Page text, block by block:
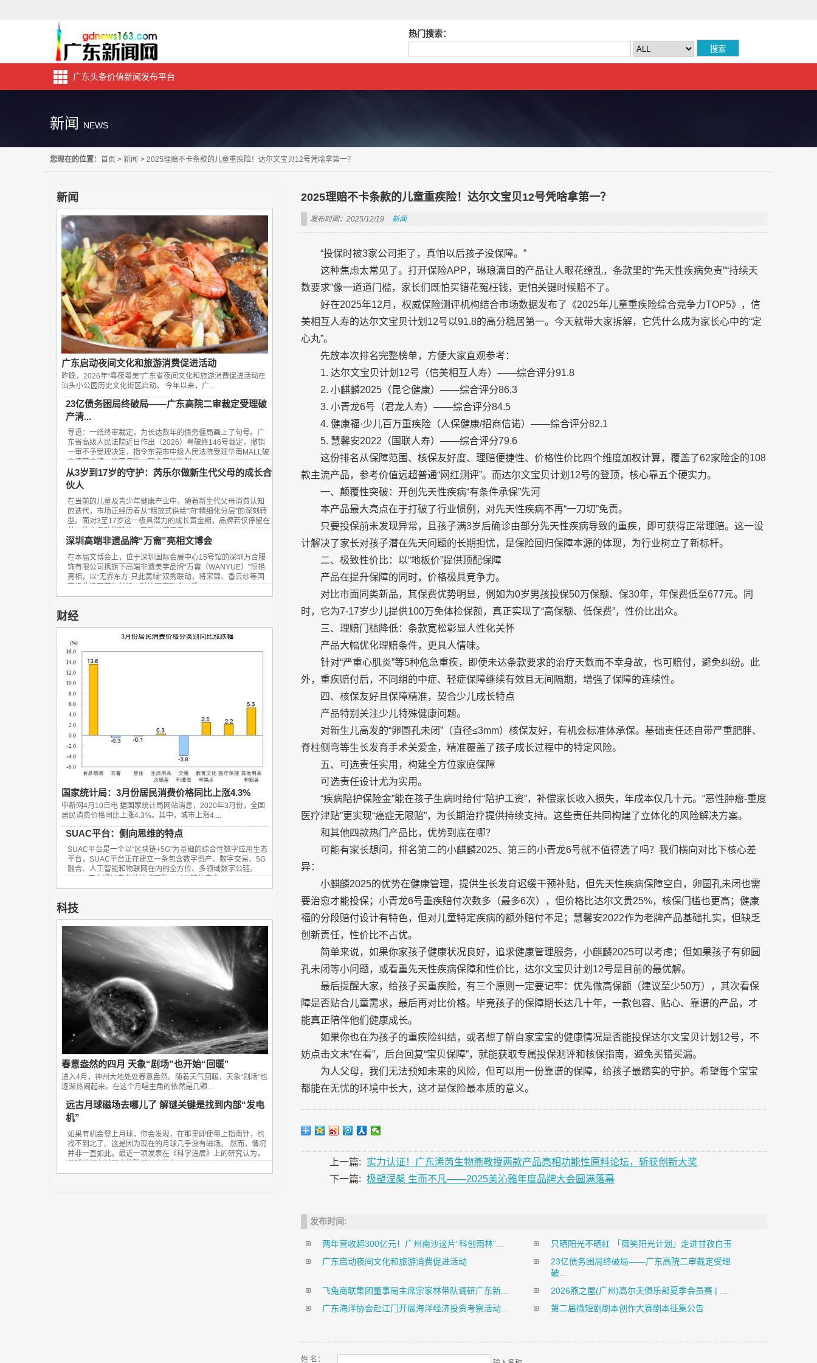
热门搜索：
广东头条价值新闻发布平台
新闻 NEWS
您现在的位置： 首页 > 新闻 > 2025理赔不卡条款的儿童重疾险！达尔文宝贝12号凭啥拿第一？
新闻
广东启动夜间文化和旅游消费促进活动
昨晚，2026年“粤夜粤美”广东省夜间文化和旅游消费促进活动在
汕头小公园历史文化街区启动。 今年以来，广...
23亿债务困局终破局——广东高院二审裁定受理破
产清...
导语：一纸终审裁定，为长达数年的债务僵局画上了句号。广
东省高级人民法院近日作出（2026）粤破终146号裁定，撤销
一审不予受理决定，指令东莞市中级人民法院受理华南MALL破
产清算申请。这不仅是一起个案的胜利，...
从3岁到17岁的守护：芮乐尔做新生代父母的成长合
伙人
在当前的儿童及青少年健康产业中，随着新生代父母消费认知
的迭代，市场正经历着从“粗放式供给”向“精细化分层”的深刻转
型。面对3至17岁这一极具潜力的成长黄金期，品牌若仅停留在
单一的产品功能输出，已难以满足日...
深圳高端非遗品牌“万龠”亮相文博会
在本届文博会上，位于深圳国际会展中心15号馆的深圳万合服
饰有限公司携旗下高端非遗美学品牌“万龠（WANYUE）”惊艳
亮相，以“无界东方·只此黄绿”双秀联动，将宋锦、香云纱等国
家级非遗工艺与前沿AI科技深度融合，凭...
财经
国家统计局：3月份居民消费价格同比上涨4.3%
中新网4月10日电 据国家统计局网站消息，2020年3月份，全国
居民消费价格同比上涨4.3%。其中，城市上涨4....
SUAC平台：侧向思维的特点
SUAC平台是一个以“区块链+5G”为基础的综合性数字应用生态
平台，SUAC平台正在建立一条包含数字资产、数字交易、5G
融合、人工智能和物联网在内的全方位、多领域数字公链。
SUAC平台通过专业的技术团队，以公链的安全...
科技
春意盎然的四月 天象“剧场”也开始“回暖”
进入4月，神州大地处处春意盎然。随着天气回暖，天象“剧场”也
逐渐热闹起来。在这个月唱主角的依然是几颗...
远古月球磁场去哪儿了 解谜关键是找到内部“发电
机”
如果有机会登上月球，你会发现，在那里即使带上指南针，也
找不到北了。这是因为现在的月球几乎没有磁场。 然而，情况
并非一直如此。最近一项发表在《科学进展》上的研究认为，
月球曾经有过强大的磁场，大约在...
2025理赔不卡条款的儿童重疾险！达尔文宝贝12号凭啥拿第一？
发布时间：2025/12/19 新闻
“投保时被3家公司拒了，真怕以后孩子没保障。”
这种焦虑太常见了。打开保险APP，琳琅满目的产品让人眼花缭乱，条款里的“先天性疾病免责”“持续天
数要求”像一道道门槛，家长们既怕买错花冤枉钱，更怕关键时候赔不了。
好在2025年12月，权威保险测评机构结合市场数据发布了《2025年儿童重疾险综合竞争力TOP5》，信
美相互人寿的达尔文宝贝计划12号以91.8的高分稳居第一。今天就带大家拆解，它凭什么成为家长心中的“定
心丸”。
先放本次排名完整榜单，方便大家直观参考：
1. 达尔文宝贝计划12号（信美相互人寿）——综合评分91.8
2. 小麒麟2025（昆仑健康）——综合评分86.3
3. 小青龙6号（君龙人寿）——综合评分84.5
4. 健康福·少儿百万重疾险（人保健康/招商信诺）——综合评分82.1
5. 慧馨安2022（国联人寿）——综合评分79.6
这份排名从保障范围、核保友好度、理赔便捷性、价格性价比四个维度加权计算，覆盖了62家险企的108
款主流产品，参考价值远超普通“网红测评”。而达尔文宝贝计划12号的登顶，核心靠五个硬实力。
一、颠覆性突破：开创先天性疾病“有条件承保”先河
本产品最大亮点在于打破了行业惯例，对先天性疾病不再“一刀切”免责。
只要投保前未发现异常，且孩子满3岁后确诊由部分先天性疾病导致的重疾，即可获得正常理赔。这一设
计解决了家长对孩子潜在先天问题的长期担忧，是保险回归保障本源的体现，为行业树立了新标杆。
二、极致性价比：以“地板价”提供顶配保障
产品在提升保障的同时，价格极具竞争力。
对比市面同类新品，其保费优势明显，例如为0岁男孩投保50万保额、保30年，年保费低至677元。同
时，它为7-17岁少儿提供100万免体检保额，真正实现了“高保额、低保费”， 性价比出众。
三、理赔门槛降低：条款宽松彰显人性化关怀
产品大幅优化理赔条件，更具人情味。
针对“严重心肌炎”等5种危急重疾，即使未达条款要求的治疗天数而不幸身故，也可赔付，避免纠纷。此
外，重疾赔付后，不同组的中症、轻症保障继续有效且无间隔期，增强了保障的连续性。
四、核保友好且保障精准，契合少儿成长特点
产品特别关注少儿特殊健康问题。
对新生儿高发的“卵圆孔未闭”（直径≤3mm）核保友好，有机会标准体承保。基础责任还自带严重肥胖、
脊柱侧弯等生长发育手术关爱金，精准覆盖了孩子成长过程中的特定风险。
五、可选责任实用，构建全方位家庭保障
可选责任设计尤为实用。
“疾病陪护保险金”能在孩子生病时给付“陪护工资”，补偿家长收入损失，年成本仅几十元。“恶性肿瘤-重度
医疗津贴”更实现“癌症无限赔”，为长期治疗提供持续支持。这些责任共同构建了立体化的风险解决方案。
和其他四款热门产品比，优势到底在哪？
可能有家长想问，排名第二的小麒麟2025、第三的小青龙6号就不值得选了吗？我们横向对比下核心差
异：
小麒麟2025的优势在健康管理，提供生长发育迟缓干预补贴，但先天性疾病保障空白，卵圆孔未闭也需
要治愈才能投保；小青龙6号重疾赔付次数多（最多6次），但价格比达尔文贵25%，核保门槛也更高；健康
福的分段赔付设计有特色，但对儿童特定疾病的额外赔付不足；慧馨安2022作为老牌产品基础扎实，但缺乏
创新责任，性价比不占优。
简单来说，如果你家孩子健康状况良好，追求健康管理服务，小麒麟2025可以考虑；但如果孩子有卵圆
孔未闭等小问题，或看重先天性疾病保障和性价比，达尔文宝贝计划12号是目前的最优解。
最后提醒大家，给孩子买重疾险，有三个原则一定要记牢：优先做高保额（建议至少50万），其次看保
障是否贴合儿童需求，最后再对比价格。毕竟孩子的保障期长达几十年，一款包容、贴心、靠谱的产品，才
能真正陪伴他们健康成长。
如果你也在为孩子的重疾险纠结，或者想了解自家宝宝的健康情况是否能投保达尔文宝贝计划12号，不
妨点击文末“在看”，后台回复“宝贝保障”，就能获取专属投保测评和核保指南，避免买错买漏。
为人父母，我们无法预知未来的风险，但可以用一份靠谱的保障，给孩子最踏实的守护。希望每个宝宝
都能在无忧的环境中长大，这才是保险最本质的意义。
上一篇:
实力认证！广东浠芮生物燕教授两款产品亮相功能性原料论坛，斩获创新大奖
下一篇:
极塑涅槃 生而不凡——2025美沁雅年度品牌大会圆满落幕
发布时间:
两年营收超300亿元！广州南沙这片“科创雨林”...
只晒阳光不晒红 「薇笑阳光计划」走进甘孜白玉
广东启动夜间文化和旅游消费促进活动
23亿债务困局终破局——广东高院二审裁定受理
破...
飞兔商联集团董事局主席宗家林带队调研广东新...
2026燕之屋(广州)高尔夫俱乐部夏季会员赛 | ...
广东海洋协会赴江门开展海洋经济投资考察活动...
第二届微短剧剧本创作大赛剧本征集公告
姓 名：